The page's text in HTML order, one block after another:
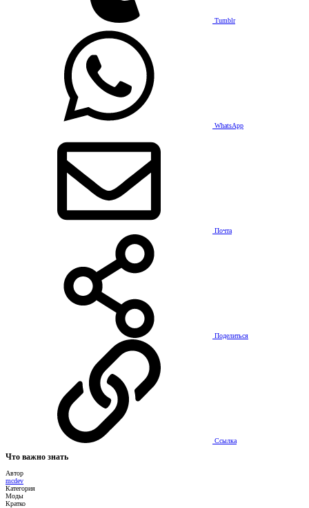
Tumblr
WhatsApp
Почта
Поделиться
Ссылка
Что важно знать
Автор
mcdev
Категория
Моды
Кратко